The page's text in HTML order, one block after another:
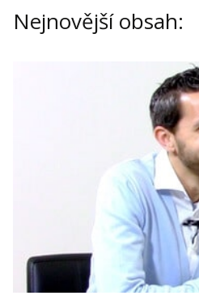
Nejnovější obsah: